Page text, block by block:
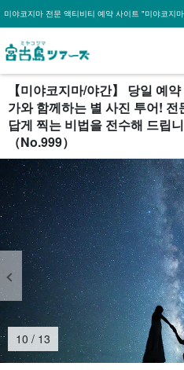
미야코지마 전문 액티비티 예약 사이트 "미야코지
【미야코지마/야간】 당일 예
가와 함께하는 별 사진 투어!
답게 찍는 비법을 전수해 드립
（No.999）
10 / 13